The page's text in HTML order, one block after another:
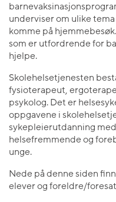
underviser om ulike
komme på
som er utfordrende for
hjelpe.
Skolehelsetjenesten
fysioterapeut,
psykolog. Det er
oppgavene i
sykepleierutdanning
helsefremmende og
unge.
Nede på denne siden
elever og foreldre/